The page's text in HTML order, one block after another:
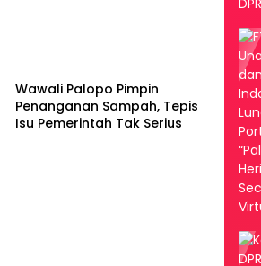
Wawali Palopo Pimpin
Penanganan Sampah, Tepis
Isu Pemerintah Tak Serius